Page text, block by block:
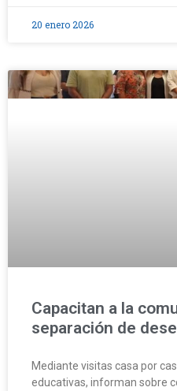
20 enero 2026
Capacitan a la
separación de
Mediante visitas casa por
educativas, informan sobre